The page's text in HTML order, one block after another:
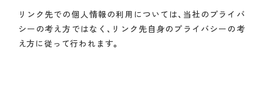
リンク先での個人情報の利用については、当社のプライバ
シーの考え方ではなく、リンク先自身のプライバシーの考
え方に従って行われます。